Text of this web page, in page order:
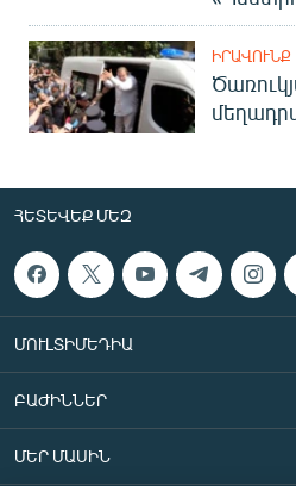
ԻՐԱՎՈՒՆՔ
ՀԵՏԵՎԵՔ ՄԵԶ
ՄՈՒԼՏԻՄԵԴԻԱ
ԲԱԺԻՆՆԵՐ
ՄԵՐ ՄԱՍԻՆ